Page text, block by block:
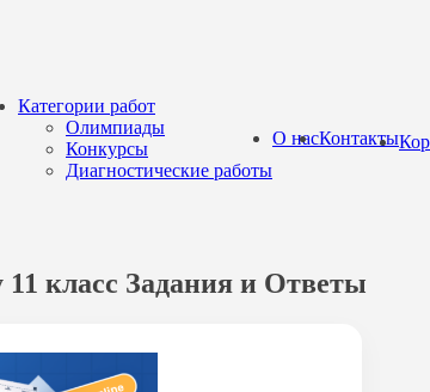
Категории работ
Олимпиады
Конкурсы
Диагностические работы
О насКонтакты
класс Задания и Ответы